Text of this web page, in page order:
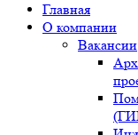
Главная
О компании
Вакансии